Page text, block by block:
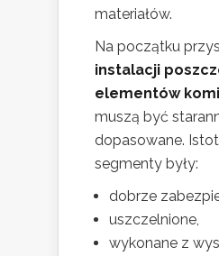
materiałów.
Na początku
instalacji
elementów
muszą być
dopasowane.
segmenty były:
dobrze
uszczelnione,
wykonane z